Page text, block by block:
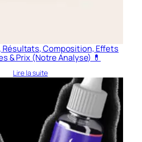
Résultats, Composition, Effets
& Prix (Notre Analyse) 💊
Lire la suite